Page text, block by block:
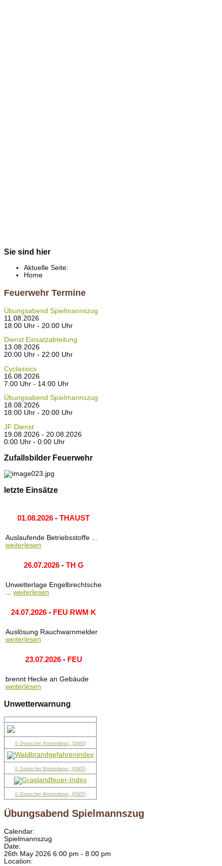
Sie sind hier
Aktuelle Seite:
Home
Feuerwehr Termine
Übungsabend Spielmannszug
11.08.2026
18:00 Uhr - 20:00 Uhr
Dienst Einsatzabteilung
13.08.2026
20:00 Uhr - 22:00 Uhr
Cyclassics
16.08.2026
7:00 Uhr - 14:00 Uhr
Übungsabend Spielmannszug
18.08.2026
18:00 Uhr - 20:00 Uhr
JF Dienst
19.08.2026 - 20.08.2026
0:00 Uhr - 0:00 Uhr
Zufallsbilder Feuerwehr
letzte Einsätze
01.08.2026 - THAUST
Auslaufende Betriebsstoffe ...
weiterlesen
26.07.2026- TH G
Unwetterlage Engelbrechtsche
... weiterlesen
24.07.2026 - FEU RWM K
Auslösung Rauchwarnmelder
weiterlesen
23.07.2026- FEU
brennt Hecke an Gebäude
weiterlesen
Unwetterwarnung
© Deutscher Wetterdienst, (DWD)
© Deutscher Wetterdienst, (DWD)
© Deutscher Wetterdienst, (DWD)
Übungsabend Spielmannszug
Calendar:
Spielmannszug
Date:
26th May 2026 6:00 pm - 8:00 pm
Location: